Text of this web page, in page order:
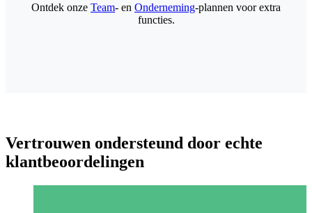
Ontdek onze Team- en Onderneming-plannen voor extra
functies.
Vertrouwen ondersteund door echte
klantbeoordelingen